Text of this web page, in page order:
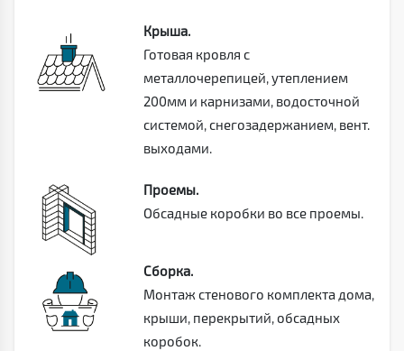
Крыша.
Готовая кровля с
металлочерепицей, утеплением
200мм и карнизами, водосточной
системой, снегозадержанием, вент.
выходами.
Проемы.
Обсадные коробки во все проемы.
Сборка.
Монтаж стенового комплекта дома,
крыши, перекрытий, обсадных
коробок.